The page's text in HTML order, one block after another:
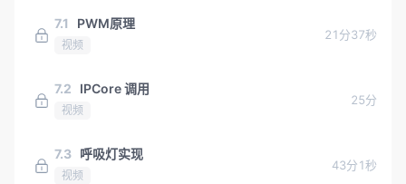
7.1 PWM原理
视频
21分37秒
7.2 IPCore 调用
视频
25分
7.3 呼吸灯实现
视频
43分1秒